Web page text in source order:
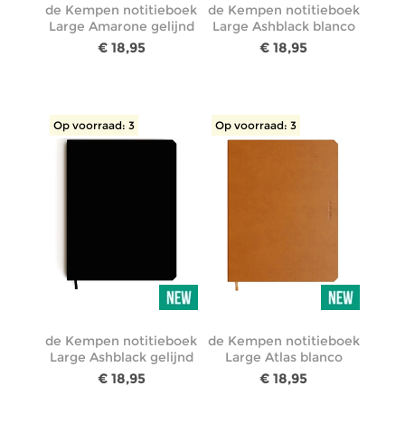
de Kempen notitieboek
Large Amarone gelijnd
€ 18,95
de Kempen notitieboek
Large Ashblack blanco
€ 18,95
Op voorraad: 3
de Kempen notitieboek
Large Ashblack gelijnd
€ 18,95
Op voorraad: 3
de Kempen notitieboek
Large Atlas blanco
€ 18,95